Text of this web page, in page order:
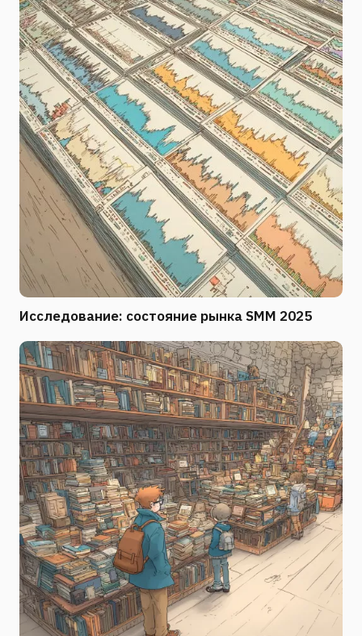
Исследование: состояние рынка SMM 2025